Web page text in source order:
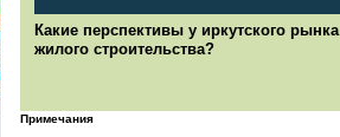
Какие перспективы у иркутского рынка
жилого строительства?
Примечания